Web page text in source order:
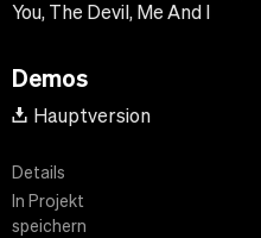
You, The Devil, Me And I
Demos
Hauptversion
Details
In Projekt
speichern